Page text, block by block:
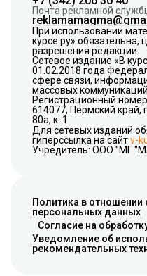
Почта рекламной
При использовании
курсе.ру» обязательна,
разрешения редакции.
Сетевое издание «В
01.02.2018 года
сфере связи,
массовых коммуникаций.
Регистрационный
614077, Пермский край,
80а, к. 1
Для сетевых изданий
гиперссылка на сайтv-
Учредитель: ООО "МГ
Политика в отношении
персональных данных
Согласие на
Уведомление об
рекомендательных